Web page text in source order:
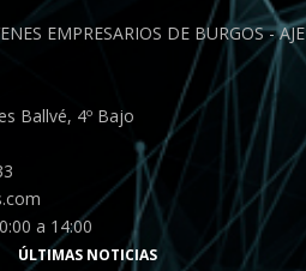
EMPRESARIOS DE BURGOS - AJE
Ballvé, 4º Bajo
a 14:00
ÚLTIMAS NOTICIAS